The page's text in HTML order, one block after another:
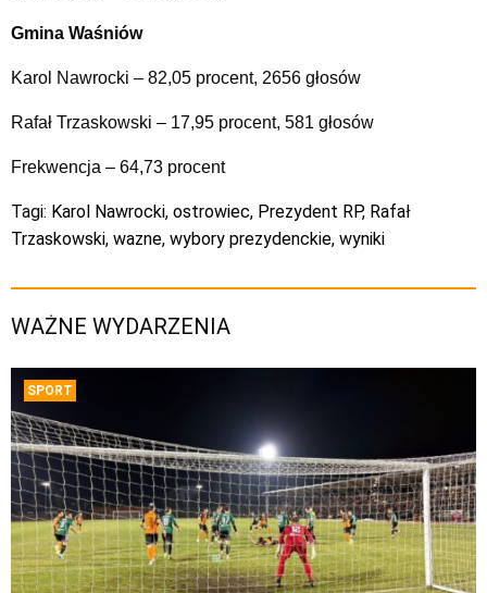
Gmina Waśniów
Karol Nawrocki – 82,05 procent, 2656 głosów
Rafał Trzaskowski – 17,95 procent, 581 głosów
Frekwencja – 64,73 procent
Tagi: Karol Nawrocki, ostrowiec, Prezydent RP, Rafał
Trzaskowski, wazne, wybory prezydenckie, wyniki
WAŻNE WYDARZENIA
SPORT